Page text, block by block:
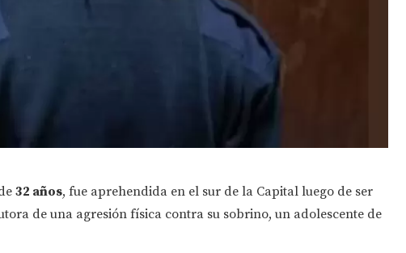
32 años, fue aprehendida en el sur de la Capital luego de ser
de una agresión física contra su sobrino, un adolescente de